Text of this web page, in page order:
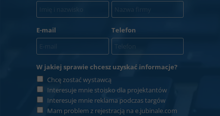
E-mail Telefon
W jakiej sprawie chcesz uzyskać informacje?
Chcę zostać wystawcą
Interesuje mnie stoisko dla projektantów
Interesuje mnie reklama podczas targów
Mam problem z rejestracją na e.jubinale.com